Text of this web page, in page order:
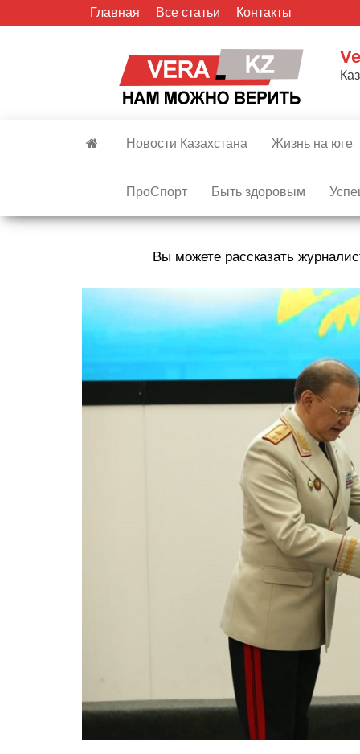
Главная Все статьи Контакты
Новости Казахстана Жизнь на юге
ПроСпорт Быть здоровым
Вы можете рассказать